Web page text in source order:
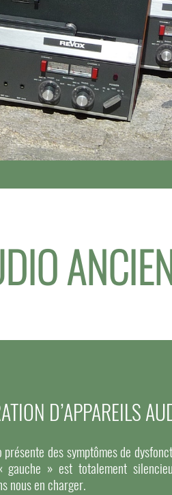
D’APPAREILS
des symptômes de
» est totalement
nous en charger.